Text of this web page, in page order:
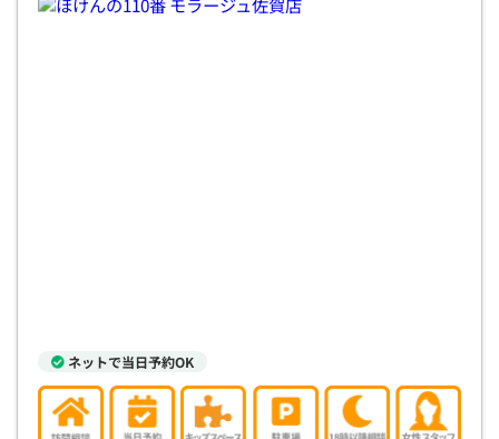
ネットで当日予約OK